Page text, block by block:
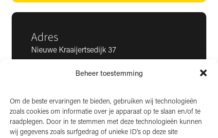
Beheer toestemming
Om de beste ervaringen te bieden, gebruiken wij technologieën
zoals cookies om informatie over je apparaat op te slaan en/of te
raadplegen. Door in te stemmen met deze technologieën kunnen
wij gegevens zoals surfgedrag of unieke ID's op deze site
Adres
Nieuwe Kraaijertsedijk 37
4458 NK ’s-Heer Arendskerke
BTW: NL006850807
LinkedIn
Instagram